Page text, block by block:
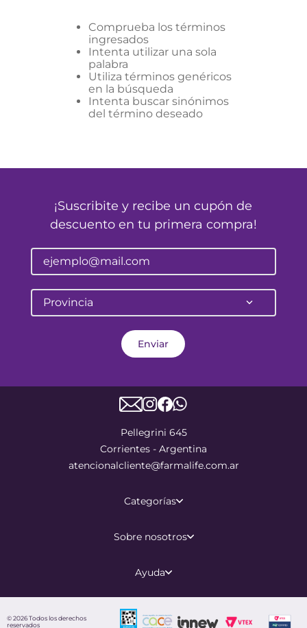
Comprueba los términos
ingresados
Intenta utilizar una sola
palabra
Utiliza términos genéricos
en la búsqueda
Intenta buscar sinónimos
del término deseado
¡Suscribite y recibe un cupón de
descuento en tu primera compra!
Provincia
Enviar
Pellegrini 645
Corrientes - Argentina
atencionalcliente@farmalife.com.ar
Categorías
Sobre nosotros
Ayuda
©2026Todos los derechos
reservados